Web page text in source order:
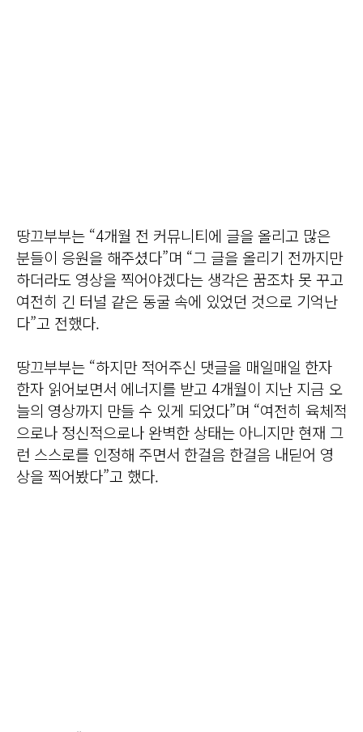
땅끄부부는 “4개월 전 커뮤니티에 글을 올리고 많은
분들이 응원을 해주셨다”며 “그 글을 올리기 전까지만
하더라도 영상을 찍어야겠다는 생각은 꿈조차 못 꾸고
여전히 긴 터널 같은 동굴 속에 있었던 것으로 기억난
다”고 전했다.
땅끄부부는 “하지만 적어주신 댓글을 매일매일 한자
한자 읽어보면서 에너지를 받고 4개월이 지난 지금 오
늘의 영상까지 만들 수 있게 되었다”며 “여전히 육체적
으로나 정신적으로나 완벽한 상태는 아니지만 현재 그
런 스스로를 인정해 주면서 한걸음 한걸음 내딛어 영
상을 찍어봤다”고 했다.